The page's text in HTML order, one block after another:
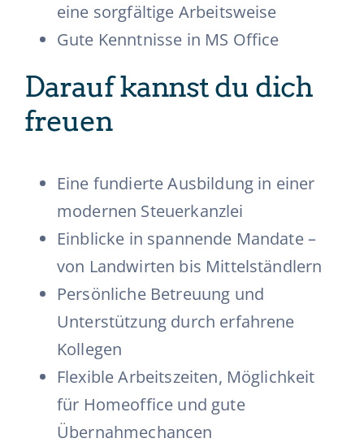
eine sorgfältige Arbeitsweise
Gute Kenntnisse in MS Office
Darauf kannst du dich
freuen
Eine fundierte Ausbildung in einer
modernen Steuerkanzlei
Einblicke in spannende Mandate –
von Landwirten bis Mittelständlern
Persönliche Betreuung und
Unterstützung durch erfahrene
Kollegen
Flexible Arbeitszeiten, Möglichkeit
für Homeoffice und gute
Übernahmechancen